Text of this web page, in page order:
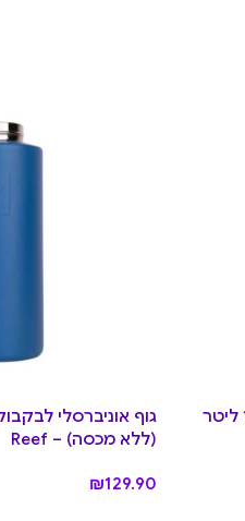
גוף אוניברסלי לבקבוק נירוסטה גדול 1 ליטר
(ללא מכסה) – Reef
₪129.90